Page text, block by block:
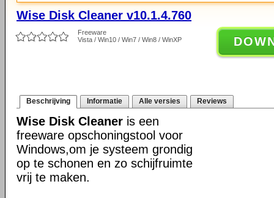
Wise Disk Cleaner v10.1.4.760
Freeware
Vista / Win10 / Win7 / Win8 / WinXP
Beschrijving Informatie Alle versies Reviews
Wise Disk Cleaner is een
freeware opschoningstool voor
Windows,om je systeem grondig
op te schonen en zo schijfruimte
vrij te maken.